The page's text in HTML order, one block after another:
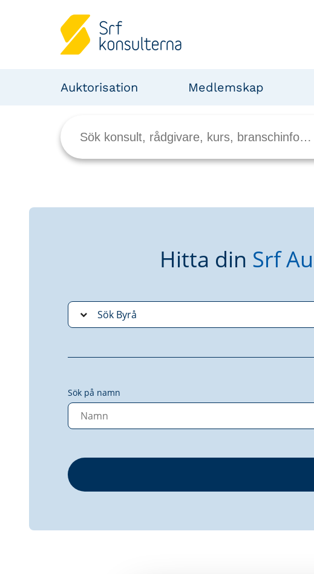
Auktorisation Medlemskap
Hitta din Srf
Sök på namn